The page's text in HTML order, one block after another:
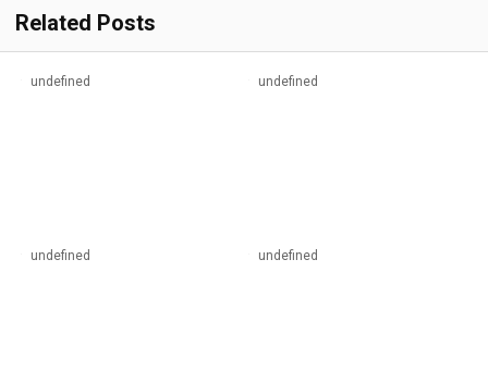
Related Posts
undefined undefined
undefined undefined